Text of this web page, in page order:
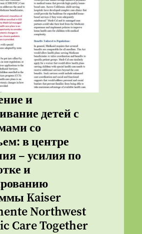
и
детей с
со
в центре
– усилия по
и
Kaiser
Northwest
Care Together